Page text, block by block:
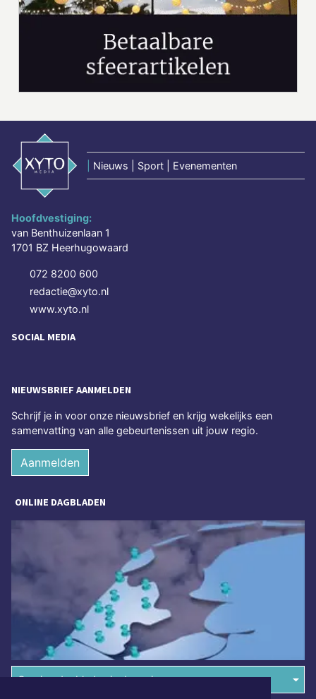
Nieuws | Sport | Evenementen
Hoofdvestiging:
van Benthuizenlaan 1
1701 BZ Heerhugowaard
072 8200 600
redactie@xyto.nl
www.xyto.nl
SOCIAL MEDIA
NIEUWSBRIEF AANMELDEN
Schrijf je in voor onze nieuwsbrief en krijg wekelijks een
samenvatting van alle gebeurtenissen uit jouw regio.
Aanmelden
ONLINE DAGBLADEN
Overige dagbladen in de regio